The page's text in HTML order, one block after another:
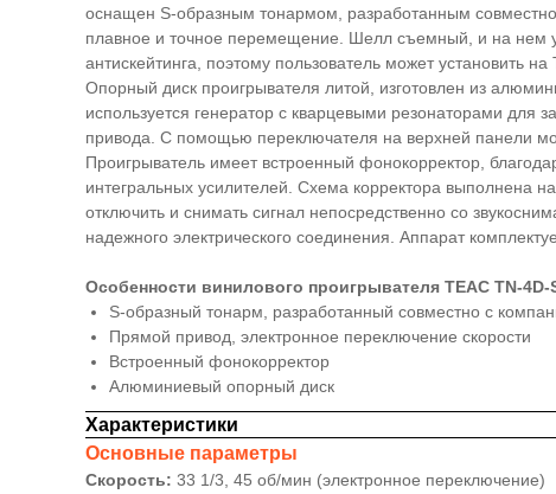
оснащен S-образным тонармом, разработанным
плавное и точное перемещение. Шелл съемный, и на нем
антискейтинга, поэтому пользователь может установить
Опорный диск проигрывателя литой, изготовлен из
используется генератор с кварцевыми резонаторами для
привода. С помощью переключателя на верхней панели
Проигрыватель имеет встроенный фонокорректор,
интегральных усилителей. Схема корректора выполнена
отключить и снимать сигнал непосредственно со
надежного электрического соединения. Аппарат
Особенности винилового проигрывателя TEAC TN-4D-
S-образный тонарм, разработанный совместно с
Прямой привод, электронное переключение скорости
Встроенный фонокорректор
Алюминиевый опорный диск
Характеристики
Основные параметры
Скорость: 33 1/3, 45 об/мин (электронное переключение)